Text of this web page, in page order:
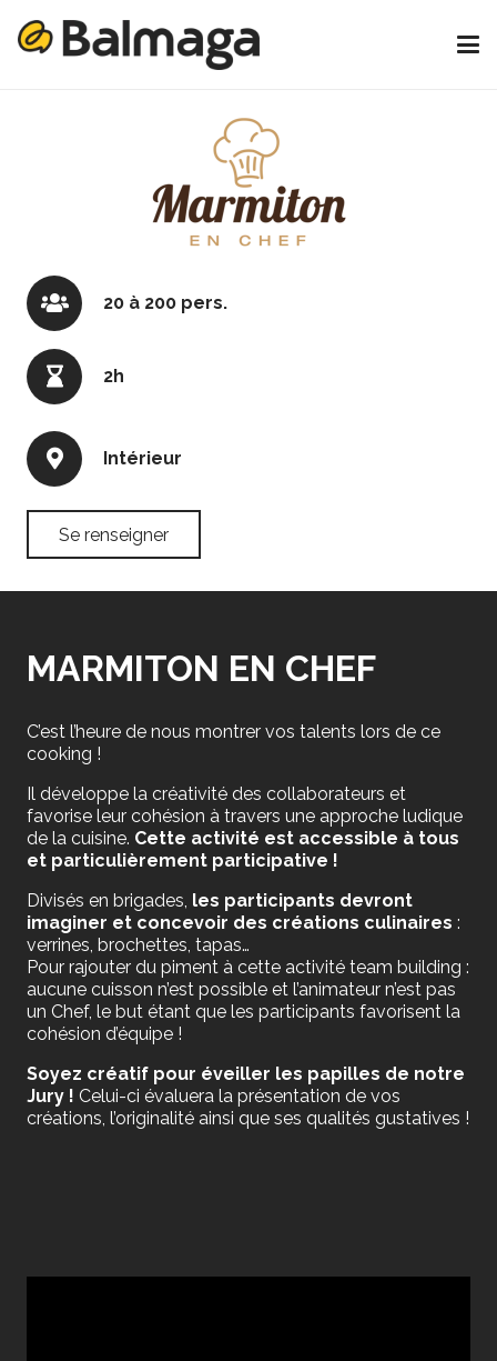
20 à 200 pers.
2h
Intérieur
Se renseigner
MARMITON EN CHEF
C’est l’heure de nous montrer vos talents lors de ce
cooking !
Il développe la créativité des collaborateurs et
favorise leur cohésion à travers une approche ludique
de la cuisine. Cette activité est accessible à tous
et particulièrement participative !
Divisés en brigades, les participants devront
imaginer et concevoir des créations culinaires :
verrines, brochettes, tapas…
Pour rajouter du piment à cette activité team building :
aucune cuisson n’est possible et l’animateur n’est pas
un Chef, le but étant que les participants favorisent la
cohésion d’équipe !
Soyez créatif pour éveiller les papilles de notre
Jury ! Celui-ci évaluera la présentation de vos
créations, l’originalité ainsi que ses qualités gustatives !